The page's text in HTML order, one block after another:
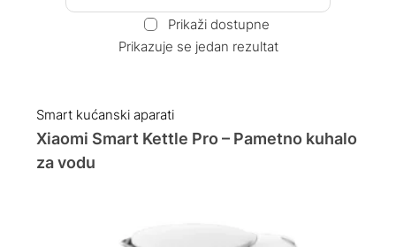
Prikaži dostupne
Prikazuje se jedan rezultat
Smart kućanski aparati
Xiaomi Smart Kettle Pro – Pametno kuhalo
za vodu